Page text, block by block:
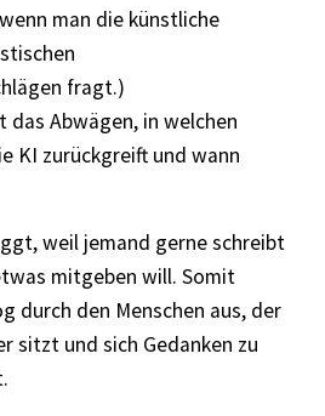
man die künstliche
fragt.)
das Abwägen, in welchen
KI zurückgreift und wann
weil jemand gerne schreibt
mitgeben will. Somit
durch den Menschen aus, der
sitzt und sich Gedanken zu